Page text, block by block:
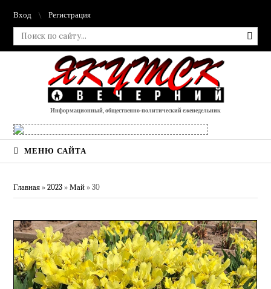
Вход Регистрация
Информационный, общественно-политический еженедельник
МЕНЮ САЙТА
Главная »2023 » Май » 30